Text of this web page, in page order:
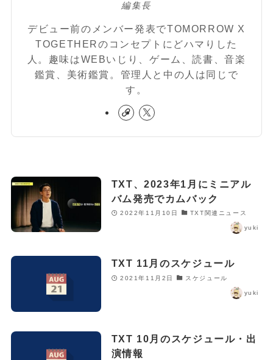
編集長
デビュー前のメンバー発表でTOMORROW X
TOGETHERのコンセプトにどハマりした
人。趣味はWEBいじり、ゲーム、読書、音楽
鑑賞、美術鑑賞。管理人と中の人は同じで
す。
TXT、2023年1月にミニアル
バム発売でカムバック
2022年11月10日 TXT関連ニュース
yuki
TXT 11月のスケジュール
2021年11月2日 スケジュール
yuki
TXT 10月のスケジュール・出
演情報